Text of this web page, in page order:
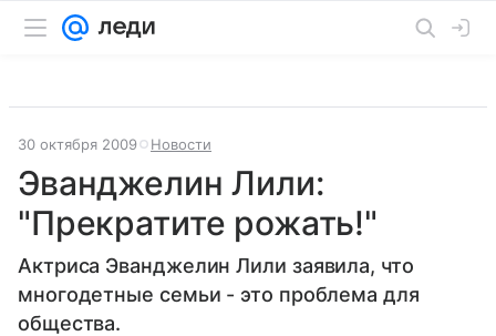
30 октября 2009 Новости
Эванджелин Лили:
"Прекратите рожать!"
Актриса Эванджелин Лили заявила, что
многодетные семьи - это проблема для
общества.